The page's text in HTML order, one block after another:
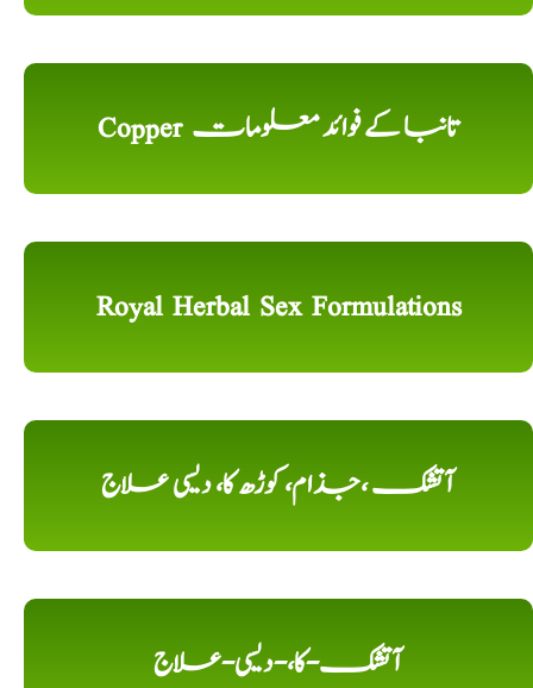
Copper تانبا کے فوائد معلومات
Royal Herbal Sex Formulations
آتشک ،جذام، کوڑھ کا، دیسی علاج
آتشک-کا،-دیسی-علاج